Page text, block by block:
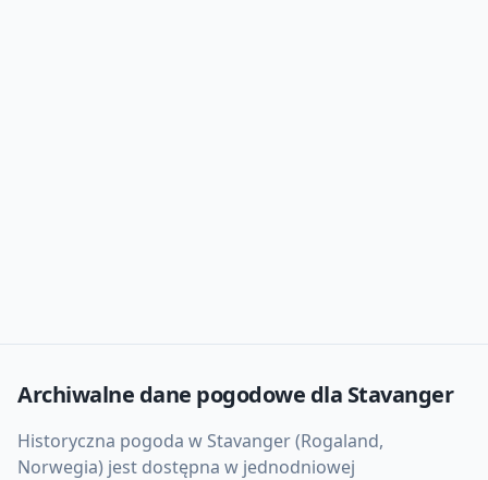
Archiwalne dane pogodowe dla Stavanger
Historyczna pogoda w Stavanger (Rogaland,
Norwegia) jest dostępna w jednodniowej